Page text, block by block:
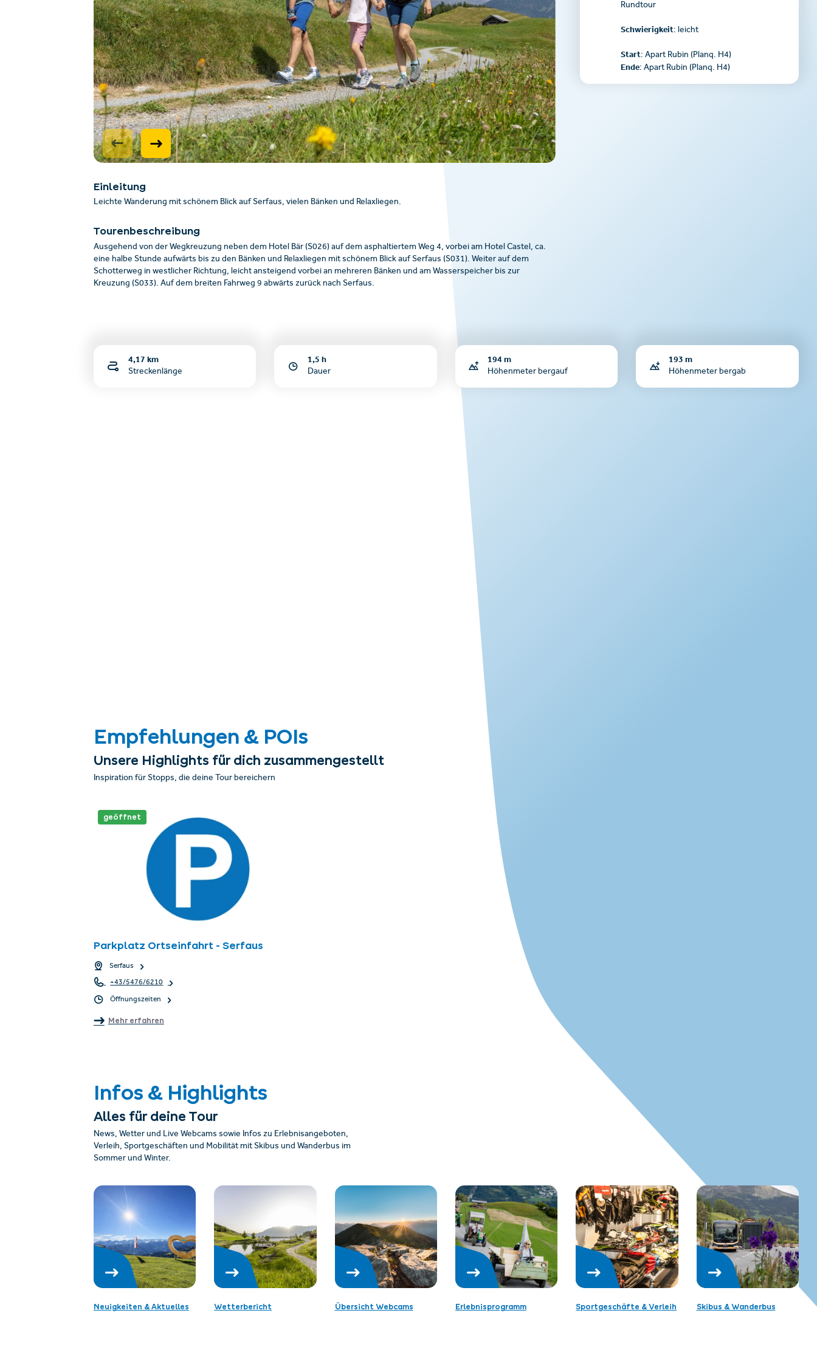
Einleitung
Leichte Wanderung mit schönem Blick auf Serfaus, vielen Bänken und Relaxliegen.
Tourenbeschreibung
Ausgehend von der Wegkreuzung neben dem Hotel Bär (S026) auf dem asphaltiertem Weg 4, vorbei am Hotel Castel, ca.
eine halbe Stunde aufwärts bis zu den Bänken und Relaxliegen mit schönem Blick auf Serfaus (S031). Weiter auf dem
Schotterweg in westlicher Richtung, leicht ansteigend vorbei an mehreren Bänken und am Wasserspeicher bis zur
Kreuzung (S033). Auf dem breiten Fahrweg 9 abwärts zurück nach Serfaus.
Rundtour
Schwierigkeit: leicht
Start: Apart Rubin (Planq. H4)
Ende: Apart Rubin (Planq. H4)
4,17 km
Streckenlänge
1,5 h
Dauer
194 m
Höhenmeter bergauf
193 m
Höhenmeter bergab
Empfehlungen & POIs
Unsere Highlights für dich zusammengestellt
Inspiration für Stopps, die deine Tour bereichern
geöffnet
Parkplatz Ortseinfahrt - Serfaus
Serfaus
+43/5476/6210
Öffnungszeiten
Mehr erfahren
Infos & Highlights
Alles für deine Tour
News, Wetter und Live Webcams sowie Infos zu Erlebnisangeboten,
Verleih, Sportgeschäften und Mobilität mit Skibus und Wanderbus im
Sommer und Winter.
Neuigkeiten & Aktuelles Wetterbericht Übersicht Webcams Erlebnisprogramm Sportgeschäfte & Verleih Skibus & Wanderbus